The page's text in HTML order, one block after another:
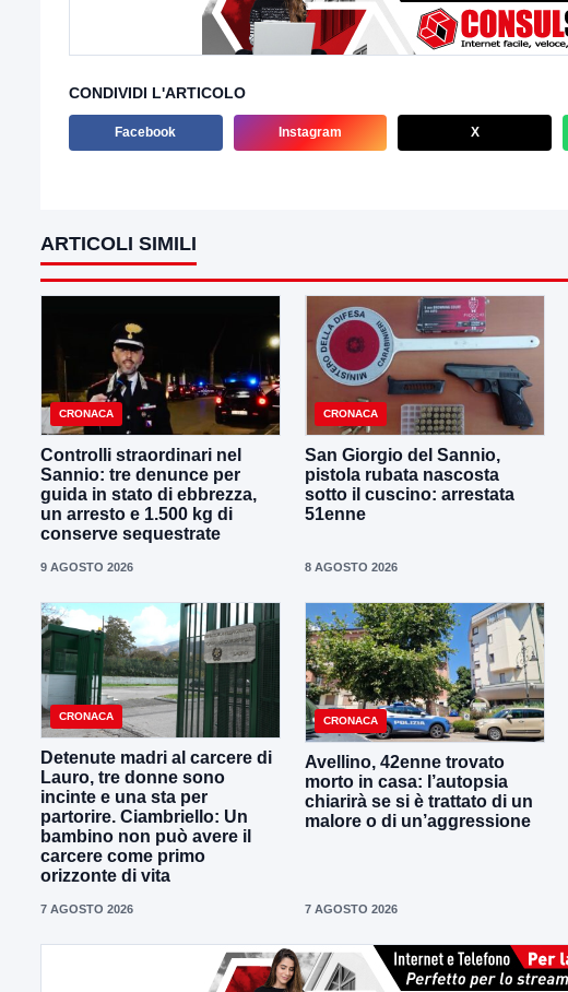
CONDIVIDI L'ARTICOLO
Facebook Instagram X
ARTICOLI SIMILI
CRONACA
Controlli straordinari nel
Sannio: tre denunce per
guida in stato di ebbrezza,
un arresto e 1.500 kg di
conserve sequestrate
9 AGOSTO 2026
CRONACA
San Giorgio del Sannio,
pistola rubata nascosta
sotto il cuscino: arrestata
51enne
8 AGOSTO 2026
CRONACA
Detenute madri al carcere di
Lauro, tre donne sono
incinte e una sta per
partorire. Ciambriello: Un
bambino non può avere il
carcere come primo
orizzonte di vita
7 AGOSTO 2026
CRONACA
Avellino, 42enne trovato
morto in casa: l’autopsia
chiarirà se si è trattato di un
malore o di un’aggressione
7 AGOSTO 2026